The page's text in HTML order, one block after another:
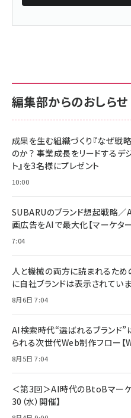
編集部からのおしらせ
成果を生む組織づくり『なぜ戦
のか？ 事業成長をリードするデ
ト』を3名様にプレゼント
10:00
SUBARUのブランド想起戦略／
画広告をAIで最大化【マーケタ
7:04
人と機械の両方に読まれるため
に自社ブランドは表示されてい
8月6日 7:04
AI検索時代“選ばれるブランド
られる次世代Web制作フロー【
8月5日 7:04
＜第3回＞AI時代のBtoBマーケ
30（水）開催】